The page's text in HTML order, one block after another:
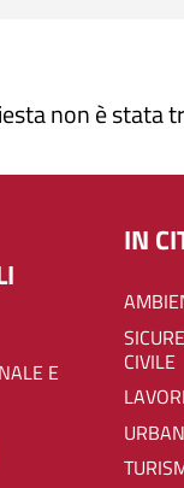
non è stata
IN
SICUREZZA E PROTEZIONE
CIVILE